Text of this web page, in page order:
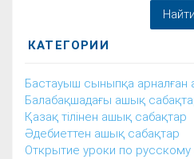
КАТЕГОРИИ
Бастауыш сыныпқа арналған
Балабақшадағы ашық
Қазақ тілінен ашық сабақтар
Әдебиеттен ашық сабақтар
Открытие уроки по русскому